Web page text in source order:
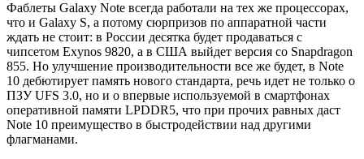
Фаблеты Galaxy Note всегда работали на тех же процессорах,
что и Galaxy S, а потому сюрпризов по аппаратной части
ждать не стоит: в России десятка будет продаваться с
чипсетом Exynos 9820, а в США выйдет версия со Snapdragon
855. Но улучшение производительности все же будет, в Note
10 дебютирует память нового стандарта, речь идет не только о
ПЗУ UFS 3.0, но и о впервые используемой в смартфонах
оперативной памяти LPDDR5, что при прочих равных даст
Note 10 преимущество в быстродействии над другими
флагманами.